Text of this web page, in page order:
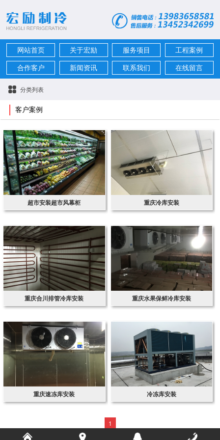
网站首页 关于宏励 服务项目 工程案例
合作客户 新闻资讯 联系我们 在线留言
分类列表
客户案例
超市安装超市风幕柜 重庆冷库安装
重庆合川排管冷库安装 重庆水果保鲜冷库安装
重庆速冻库安装 冷冻库安装
1